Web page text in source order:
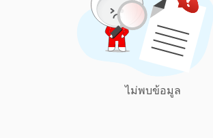
ไม่พบข้อมูล